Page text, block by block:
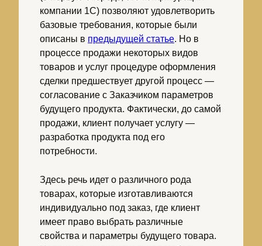
компании 1С) позволяют удовлетворить
базовые требования, которые были
описаны в предыдущей статье. Но в
процессе продажи некоторых видов
товаров и услуг процедуре оформления
сделки предшествует другой процесс —
согласование с Заказчиком параметров
будущего продукта. Фактически, до самой
продажи, клиент получает услугу —
разработка продукта под его
потребности.
Здесь речь идет о различного рода
товарах, которые изготавливаются
индивидуально под заказ, где клиент
имеет право выбрать различные
свойства и параметры будущего товара.